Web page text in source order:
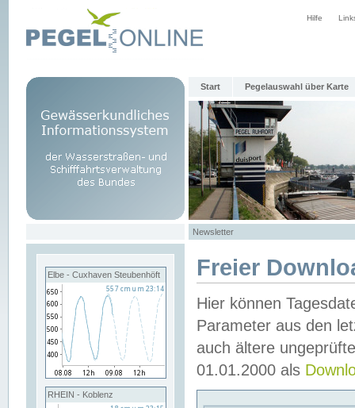
Hilfe
Start Pegelauswahl über Karte
Newsletter
Elbe - Cuxhaven Steubenhöft
RHEIN - Koblenz
Freier
Hier können
Parameter aus den
auch ältere
01.01.2000 als